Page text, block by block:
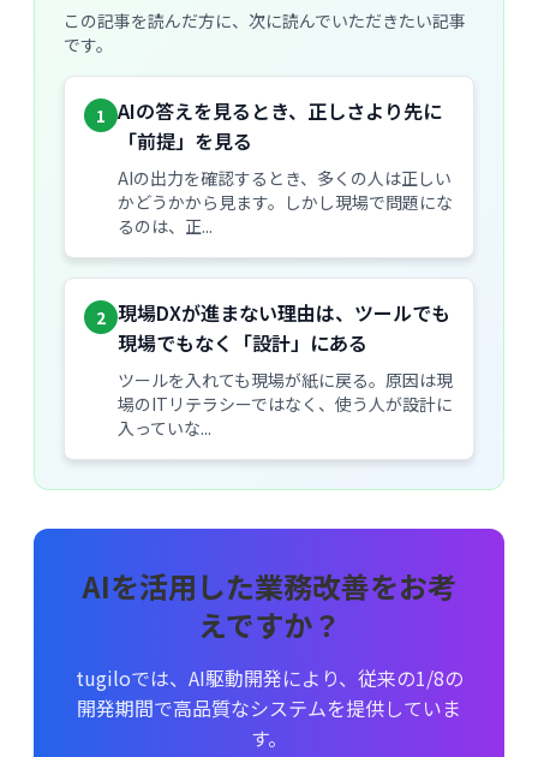
この記事を読んだ方に、次に読んでいただきたい記事
です。
1 AIの答えを見るとき、正しさより先に
「前提」を見る
AIの出力を確認するとき、多くの人は正しい
かどうかから見ます。しかし現場で問題にな
るのは、正...
2 現場DXが進まない理由は、ツールでも
現場でもなく「設計」にある
ツールを入れても現場が紙に戻る。原因は現
場のITリテラシーではなく、使う人が設計に
入っていな...
AIを活用した業務改善をお考
えですか？
tugiloでは、AI駆動開発により、従来の1/8の
開発期間で高品質なシステムを提供していま
す。